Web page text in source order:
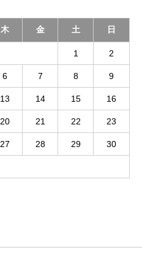
木 金 土 日
1 2
6 7 8 9
13 14 15 16
20 21 22 23
27 28 29 30